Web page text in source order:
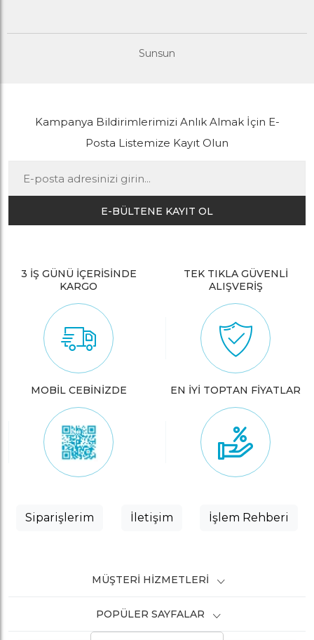
Sunsun
Kampanya Bildirimlerimizi Anlık Almak İçin E-
Posta Listemize Kayıt Olun
E-BÜLTENE KAYIT OL
3 İŞ GÜNÜ İÇERİSİNDE
KARGO
TEK TIKLA GÜVENLİ
ALIŞVERİŞ
MOBİL CEBİNİZDE EN İYİ TOPTAN FİYATLAR
Siparişlerim İletişim İşlem Rehberi
MÜŞTERI HIZMETLERI
POPÜLER SAYFALAR